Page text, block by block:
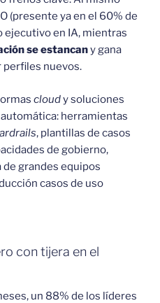
(presente ya en el 60% de
ejecutivo en IA, mientras
se estancany gana
perfiles nuevos.
cloudy soluciones
herramientas
, plantillas de casos
de gobierno,
grandes equipos
casos de uso
con tijera en el
un 88% de los líderes